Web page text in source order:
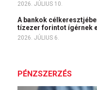
2026. JÚLIUS 10.
A bankok
tízezer forintot ígérnek
2026. JÚLIUS 6.
PÉNZSZERZÉS